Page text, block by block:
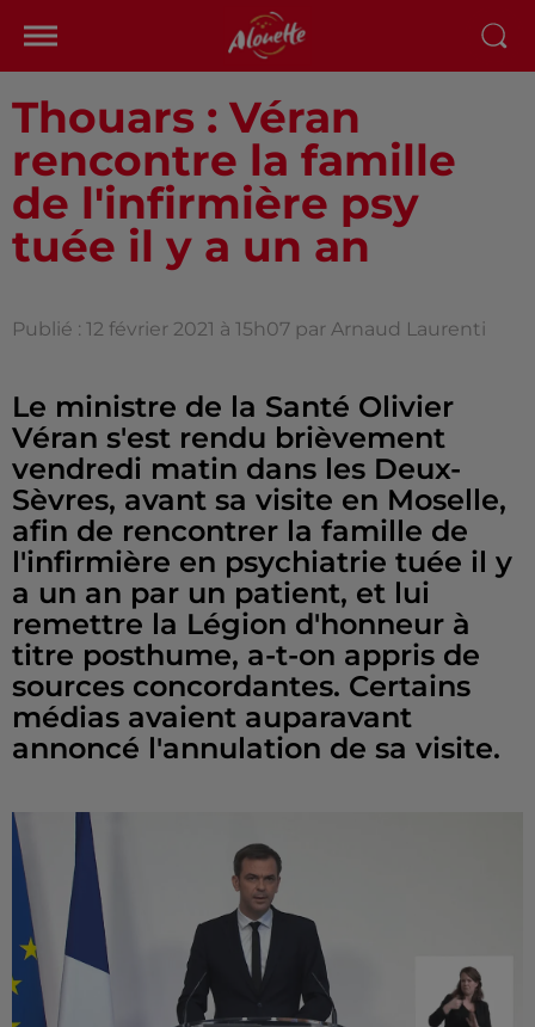
Thouars : Véran
rencontre la famille
de l'infirmière psy
tuée il y a un an
Publié : 12 février 2021 à 15h07 par Arnaud Laurenti
Le ministre de la Santé Olivier
Véran s'est rendu brièvement
vendredi matin dans les Deux-
Sèvres, avant sa visite en Moselle,
afin de rencontrer la famille de
l'infirmière en psychiatrie tuée il y
a un an par un patient, et lui
remettre la Légion d'honneur à
titre posthume, a-t-on appris de
sources concordantes. Certains
médias avaient auparavant
annoncé l'annulation de sa visite.